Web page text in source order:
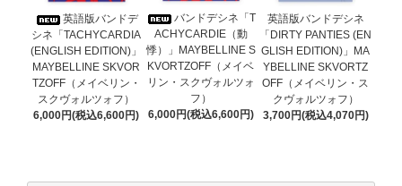
英語版バンドデ
シネ「TACHYCARDIA
(ENGLISH EDITION)」
MAYBELLINE SKVOR
TZOFF（メイベリン・
スクヴォルツォフ）
6,000円(税込6,600円)
バンドデシネ「T
ACHYCARDIE（動
悸）」MAYBELLINE S
KVORTZOFF（メイベ
リン・スクヴォルツォ
フ）
6,000円(税込6,600円)
英語版バンドデシネ
「DIRTY PANTIES (EN
GLISH EDITION)」MA
YBELLINE SKVORTZ
OFF（メイベリン・ス
クヴォルツォフ）
3,700円(税込4,070円)